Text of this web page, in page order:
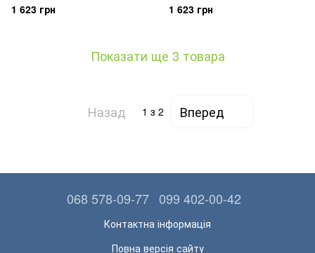
1 623 грн 1 623 грн
Показати ще 3 товара
Назад 1 з 2 Вперед
068 578-09-77 099 402-00-42
Контактна інформація
Повна версія сайту